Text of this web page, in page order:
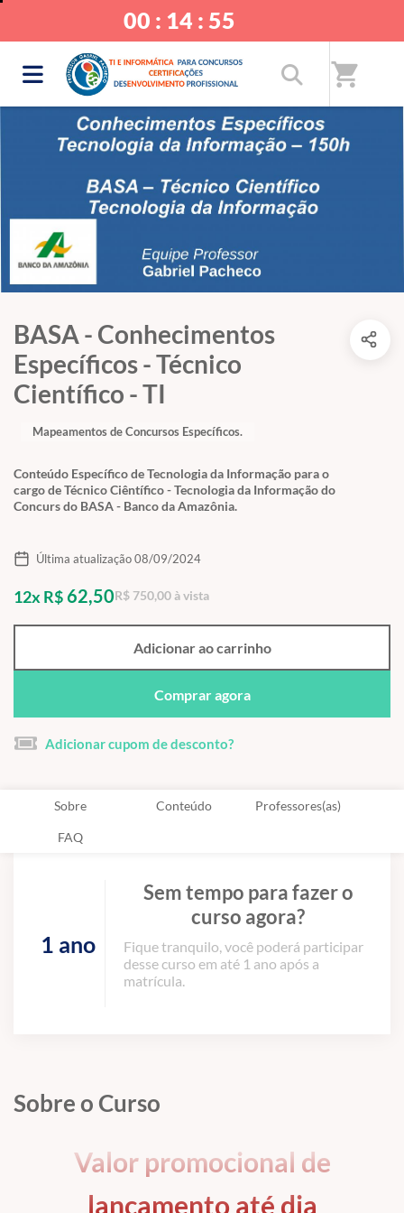
shopping_cart
00 : 14 : 54
BASA - Conhecimentos
Específicos - Técnico
Científico - TI
Conteúdo Específico de Tecnologia da Informação para o
cargo de Técnico Ciêntífico - Tecnologia da Informação do
Concurs do BASA - Banco da Amazônia.
Mapeamentos de Concursos Específicos.
Última atualização 08/09/2024
12x R$62,50R$ 750,00 à vista
Adicionar ao carrinho
Comprar agora
Adicionar cupom de desconto?
Sobre Conteúdo Professores(as)
FAQ
1 ano
Sem tempo para fazer o
curso agora?
Fique tranquilo, você poderá participar
desse curso em até 1 ano após a
matrícula.
Sobre o Curso
Valor promocional de
lançamento até dia